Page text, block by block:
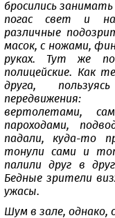
бросились
погас свет и на
различные
масок, с ножами,
руках. Тут же
полицейские. Как
друга,
передвижения:
вертолетами,
пароходами,
падали, куда-то
тонули сами и
палили друг в
Бедные зрители
ужасы.
Шум в зале, однако,